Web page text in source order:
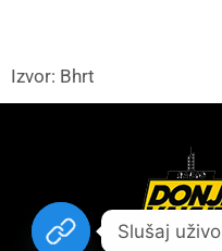
Izvor: Bhrt
Slušaj uživo